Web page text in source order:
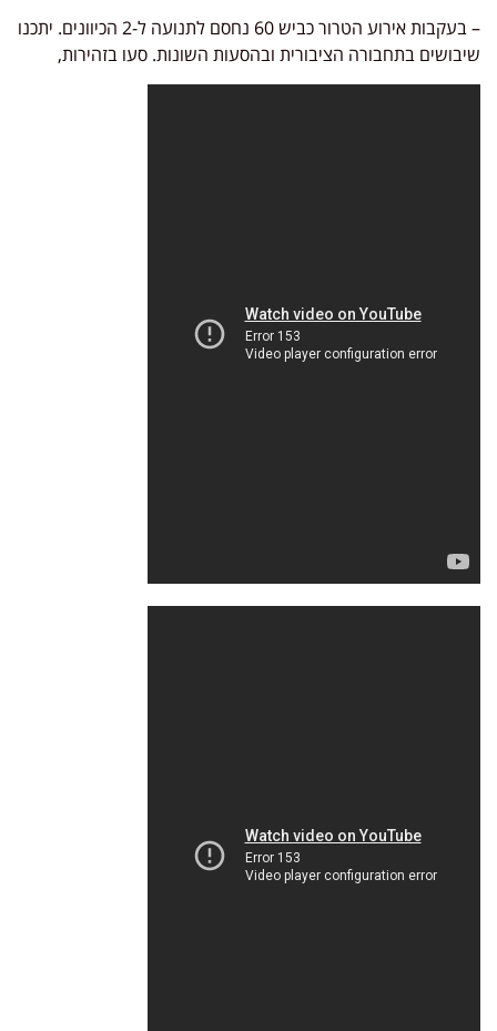
– בעקבות אירוע הטרור כביש 60 נחסם לתנועה ל-2 הכיוונים. יתכנו
שיבושים בתחבורה הציבורית ובהסעות השונות. סעו בזהירות,